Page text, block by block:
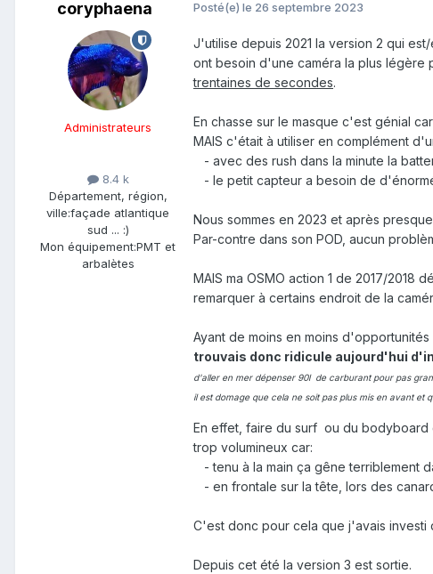
coryphaena
Administrateurs
8.4 k
Département, région,
ville:façade atlantique
sud ... :)
Mon équipement:PMT et
arbalètes
Posté(e) le 26 septembre 2023
J'utilise depuis 2021 la version 2 qui
ont besoin d'une caméra la plus légère
trentaines de secondes.
En chasse sur le masque c'est génial
MAIS c'était à utiliser en complément
- avec des rush dans la minute la
- le petit capteur a besoin de
Nous sommes en 2023 et après
Par-contre dans son POD, aucun
MAIS ma OSMO action 1 de 2017/2018
remarquer à certains endroit de la
Ayant de moins en moins
trouvais donc ridicule aujourd'hui
d'aller en mer dépenser 90l de carburant pour pas
il est domage que cela ne soit pas plus mis en avant et
En effet, faire du surf ou du bodyboard
trop volumineux car:
- tenu à la main ça gêne terriblement
- en frontale sur la tête, lors des
C'est donc pour cela que j'avais investi
Depuis cet été la version 3 est sortie.